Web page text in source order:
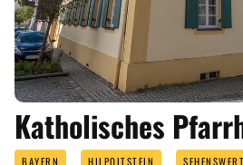
Katholisches
BAYERN HILPOLTSTEIN